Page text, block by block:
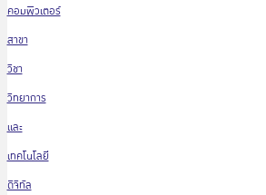
คอมพิวเตอร์
สาขา
วิชา
วิทยาการ
และ
เทคโนโลยี
ดิจิทัล